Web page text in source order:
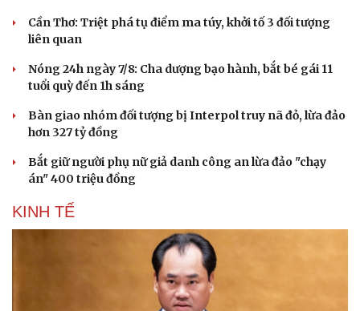
Cần Thơ: Triệt phá tụ điểm ma túy, khởi tố 3 đối tượng
liên quan
Nóng 24h ngày 7/8: Cha dượng bạo hành, bắt bé gái 11
tuổi quỳ đến 1h sáng
Bàn giao nhóm đối tượng bị Interpol truy nã đỏ, lừa đảo
hơn 327 tỷ đồng
Bắt giữ người phụ nữ giả danh công an lừa đảo "chạy
án" 400 triệu đồng
KINH TẾ